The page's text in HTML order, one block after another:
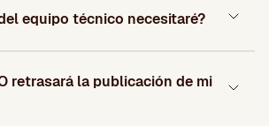
equipo técnico necesitaré?
retrasará la publicación de mi